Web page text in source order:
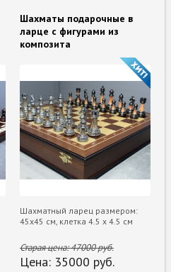
Шахматы подарочные в
ларце с фигурами из
композита
Шахматный ларец размером:
45х45 см, клетка 4.5 х 4.5 см
Старая цена:47000руб.
Цена: 35000 руб.